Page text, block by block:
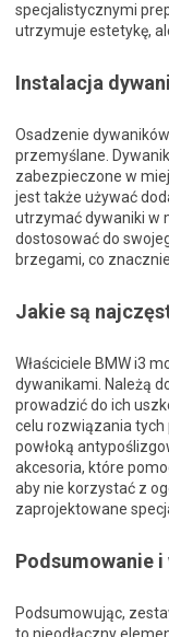
specjalistycznymi
utrzymuje estetykę,
Instalacja
Osadzenie
przemyślane.
zabezpieczone w
jest także używać
utrzymać dywaniki w
dostosować do
brzegami, co
Jakie są
Właściciele BMW i3
dywanikami. Należą
prowadzić do ich
celu rozwiązania
powłoką
akcesoria, które
aby nie korzystać z
zaprojektowane
Podsumowanie
Podsumowując,